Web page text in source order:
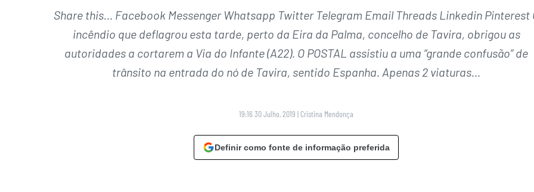
Share this… Facebook Messenger Whatsapp Twitter Telegram Email Threads Linkedin Pinterest
incêndio que deflagrou esta tarde, perto da Eira da Palma, concelho de Tavira, obrigou as
autoridades a cortarem a Via do Infante (A22). O POSTAL assistiu a uma “grande confusão” de
trânsito na entrada do nó de Tavira, sentido Espanha. Apenas 2 viaturas…
19:16 30 Julho, 2019 | Cristina Mendonça
Definir como fonte de informação preferida